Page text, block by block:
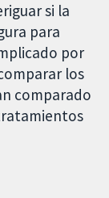
si la
para
por
los
comparado